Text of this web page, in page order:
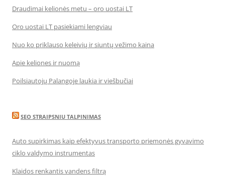
Draudimai kelionės metu – oro uostai LT
Oro uostai LT pasiekiami lengviau
Nuo ko priklauso keleivių ir siuntų vežimo kaina
Apie keliones ir nuomą
Poilsiautojų Palangoje laukia ir viešbučiai
SEO STRAIPSNIU TALPINIMAS
Auto supirkimas kaip efektyvus transporto priemonės gyvavimo
ciklo valdymo instrumentas
Klaidos renkantis vandens filtrą